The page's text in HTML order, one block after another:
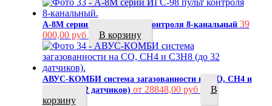
А-8М серии ИГС-98 пульт контроля 8-канальный 39
000,00руб В корзину
АВУС-КОМБИ система загазованности на CO, CH4 и
C3H8 (до 32 датчиков) от 28848,00 руб
В
корзину